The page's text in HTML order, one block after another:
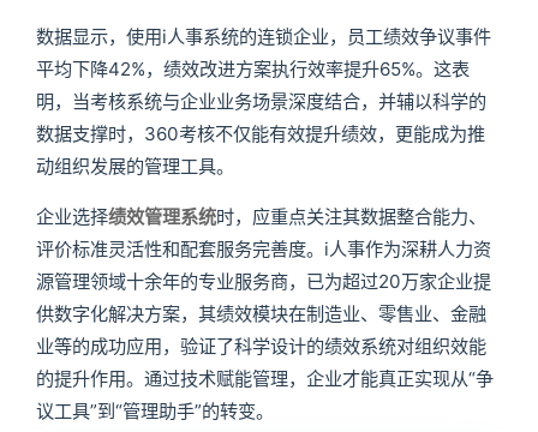
数据显示，使用i人事系统的连锁企业，员工绩效争议事件
平均下降42%，绩效改进方案执行效率提升65%。这表
明，当考核系统与企业业务场景深度结合，并辅以科学的
数据支撑时，360考核不仅能有效提升绩效，更能成为推
动组织发展的管理工具。
企业选择绩效管理系统时，应重点关注其数据整合能力、
评价标准灵活性和配套服务完善度。i人事作为深耕人力资
源管理领域十余年的专业服务商，已为超过20万家企业提
供数字化解决方案，其绩效模块在制造业、零售业、金融
业等的成功应用，验证了科学设计的绩效系统对组织效能
的提升作用。通过技术赋能管理，企业才能真正实现从“争
议工具”到“管理助手”的转变。